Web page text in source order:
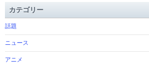
カテゴリー
話題
ニュース
アニメ